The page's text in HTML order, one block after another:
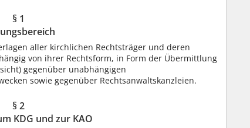
§ 1
aller kirchlichen Rechtsträger und deren
von ihrer Rechtsform, in Form der Übermittlung
gegenüber unabhängigen
sowie gegenüber Rechtsanwaltskanzleien.
§ 2
KDG und zur KAO